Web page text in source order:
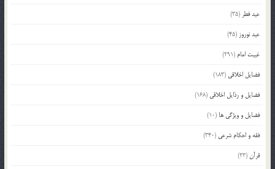
عید فطر (35)
عید نوروز (45)
غیبت امام (291)
فضایل اخلاقی (183)
فضایل و رذایل اخلاقی (168)
فضایل و ویژگی ها (10)
فقه و احکام شرعی (340)
قرآن(23)